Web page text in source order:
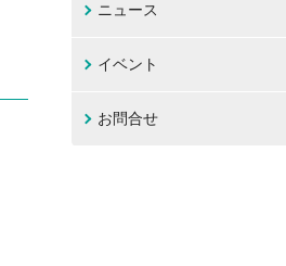
ニュース
イベント
お問合せ